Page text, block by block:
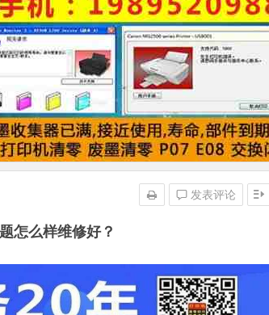
怎么样维修好？
发表评论